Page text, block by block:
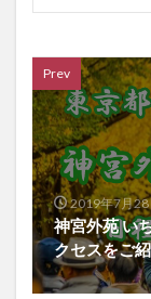
Prev
2019年7月28
神宮外苑 い
クセスをご